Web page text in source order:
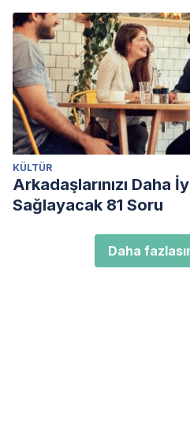
KÜLTÜR
Arkadaşlarınızı Daha
Sağlayacak 81 Soru
Daha